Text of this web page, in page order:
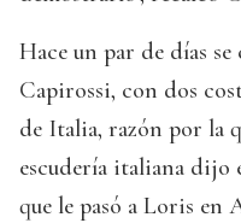
Hace un par de días
Capirossi, con dos
de Italia, razón por la
escudería italiana dijo
que le pasó a Loris en